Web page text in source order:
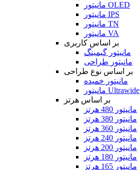
مانیتور OLED
مانیتور IPS
مانیتور TN
مانیتور VA
بر اساس کاربری
مانیتور گیمینگ
مانیتور طراحی
بر اساس نوع طراحی
مانیتور خمیده
مانیتور Ultrawide
بر اساس هرتز
مانیتور 480 هرتز
مانیتور 380 هرتز
مانیتور 360 هرتز
مانیتور 240 هرتز
مانیتور 200 هرتز
مانیتور 180 هرتز
مانیتور 165 هرتز